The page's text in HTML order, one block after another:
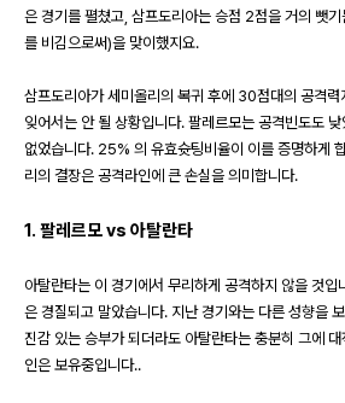
은 경기를 펼쳤고 삼프도리아는 승점 2점을 거의 뺏기
를 비김으로써)을 맞이했지요.
삼프도리아가 세미올리의 복귀 후에 30점대의 공격력
잊어서는 안 될 상황입니다. 팔레르모는 공격빈도도
없었습니다. 25% 의 유효슛팅비율이 이를 증명하게
리의 결장은 공격라인에 큰 손실을 의미합니다.
1. 팔레르모vs 아탈란타
아탈란타는 이 경기에서 무리하게 공격하지 않을 것입
은 경질되고 말았습니다. 지난 경기와는 다른 성향을
진감 있는 승부가 되더라도 아탈란타는 충분히 그에
인은 보유중입니다..